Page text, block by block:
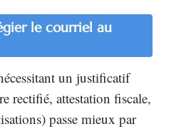
le courriel au
un justificatif
rectifié, attestation fiscale,
passe mieux par